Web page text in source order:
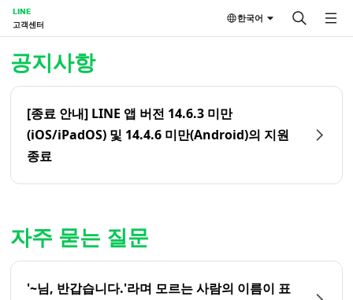
LINE
고객센터
한국어
공지사항
[종료 안내] LINE 앱 버전 14.6.3 미만
(iOS/iPadOS) 및 14.4.6 미만(Android)의 지원
종료
자주 묻는 질문
'~님, 반갑습니다.'라며 모르는 사람의 이름이 표